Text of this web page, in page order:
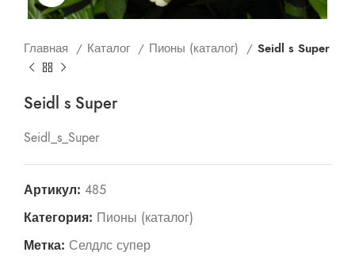
Главная Каталог Пионы (каталог) Seidl s Super
Seidl s Super
Seidl_s_Super
Артикул: 485
Категория: Пионы (каталог)
Метка: Селдлс супер